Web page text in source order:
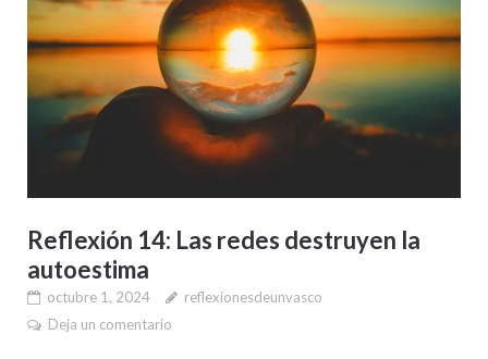
Reflexión 14: Las redes destruyen la
autoestima
octubre 1, 2024
reflexionesdeunvasco
Deja un comentario